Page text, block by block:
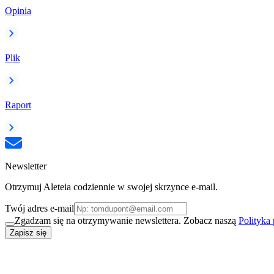
Opinia
Plik
Raport
Newsletter
Otrzymuj Aleteia codziennie w swojej skrzynce e-mail.
Twój adres e-mail
Zgadzam się na otrzymywanie newslettera. Zobacz naszą Polityka
Zapisz się